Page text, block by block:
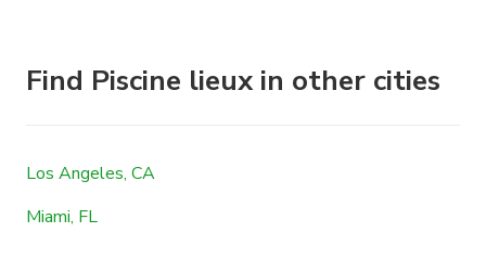
Find Piscine lieux in other cities
Los Angeles, CA
Miami, FL